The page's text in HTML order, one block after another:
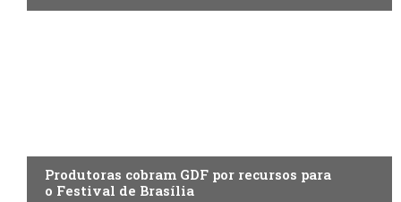
Produtoras cobram GDF por recursos para
o Festival de Brasília